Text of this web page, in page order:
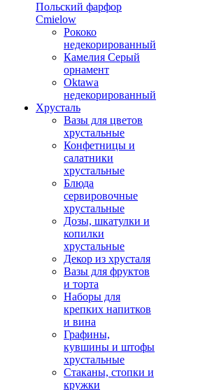
Польский фарфор
Сmielow
Рококо
недекорированный
Камелия Серый
орнамент
Oktawa
недекорированный
Хрусталь
Вазы для цветов
хрустальные
Конфетницы и
салатники
хрустальные
Блюда
сервировочные
хрустальные
Дозы, шкатулки и
копилки
хрустальные
Декор из хрусталя
Вазы для фруктов
и торта
Наборы для
крепких напитков
и вина
Графины,
кувшины и штофы
хрустальные
Стаканы, стопки и
кружки